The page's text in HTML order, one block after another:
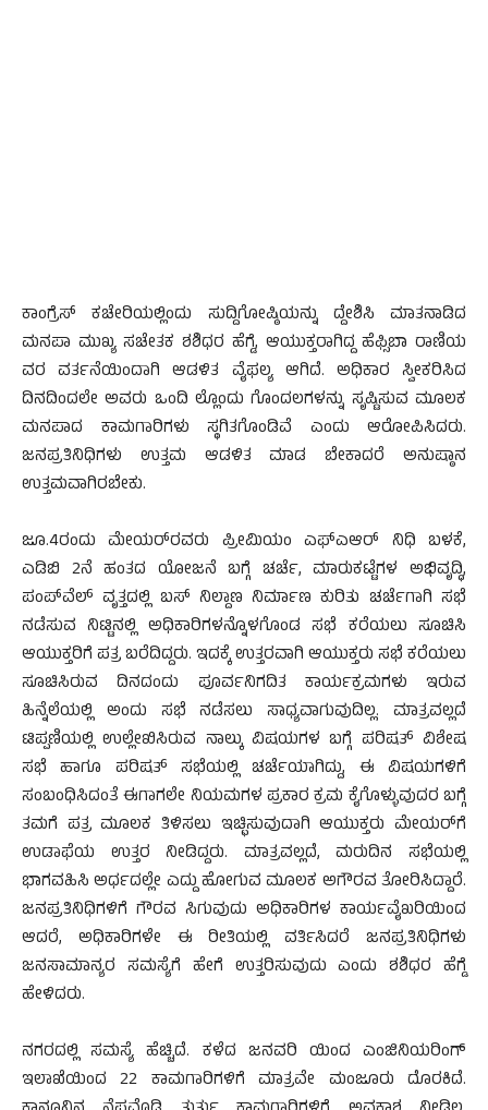
ಕಾಂಗ್ರೆಸ್ ಕಚೇರಿಯಲ್ಲಿಂದು ಸುದ್ದಿಗೋಷ್ಠಿಯನ್ನು ದ್ದೇಶಿಸಿ ಮಾತನಾಡಿದ
ಮನಪಾ ಮುಖ್ಯ ಸಚೇತಕ ಶಶಿಧರ ಹೆಗ್ಡೆ, ಆಯುಕ್ತರಾಗಿದ್ದ ಹೆಫ್ಸಿಬಾ ರಾಣಿಯ
ವರ ವರ್ತನೆಯಿಂದಾಗಿ ಆಡಳಿತ ವೈಫಲ್ಯ ಆಗಿದೆ. ಅಧಿಕಾರ ಸ್ವೀಕರಿಸಿದ
ದಿನದಿಂದಲೇ ಅವರು ಒಂದಿ ಲ್ಲೊಂದು ಗೊಂದಲಗಳನ್ನು ಸೃಷ್ಟಿಸುವ ಮೂಲಕ
ಮನಪಾದ ಕಾಮಗಾರಿಗಳು ಸ್ಥಗಿತಗೊಂಡಿವೆ ಎಂದು ಆರೋಪಿಸಿದರು.
ಜನಪ್ರತಿನಿಧಿಗಳು ಉತ್ತಮ ಆಡಳಿತ ಮಾಡ ಬೇಕಾದರೆ ಅನುಷ್ಠಾನ
ಉತ್ತಮವಾಗಿರಬೇಕು.
ಜೂ.4ರಂದು ಮೇಯರ್‌ರವರು ಪ್ರೀಮಿಯಂ ಎಫ್‌ಎಆರ್ ನಿಧಿ ಬಳಕೆ,
ಎಡಿಬಿ 2ನೆ ಹಂತದ ಯೋಜನೆ ಬಗ್ಗೆ ಚರ್ಚೆ, ಮಾರುಕಟ್ಟೆಗಳ ಅಭಿವೃದ್ಧಿ,
ಪಂಪ್‌ವೆಲ್ ವೃತ್ತದಲ್ಲಿ ಬಸ್ ನಿಲ್ದಾಣ ನಿರ್ಮಾಣ ಕುರಿತು ಚರ್ಚೆಗಾಗಿ ಸಭೆ
ನಡೆಸುವ ನಿಟ್ಟಿನಲ್ಲಿ ಅಧಿಕಾರಿಗಳನ್ನೊಳಗೊಂಡ ಸಭೆ ಕರೆಯಲು ಸೂಚಿಸಿ
ಆಯುಕ್ತರಿಗೆ ಪತ್ರ ಬರೆದಿದ್ದರು. ಇದಕ್ಕೆ ಉತ್ತರವಾಗಿ ಆಯುಕ್ತರು ಸಭೆ ಕರೆಯಲು
ಸೂಚಿಸಿರುವ ದಿನದಂದು ಪೂರ್ವನಿಗದಿತ ಕಾರ್ಯಕ್ರಮಗಳು ಇರುವ
ಹಿನ್ನೆಲೆಯಲ್ಲಿ ಅಂದು ಸಭೆ ನಡೆಸಲು ಸಾಧ್ಯವಾಗುವುದಿಲ್ಲ. ಮಾತ್ರವಲ್ಲದೆ
ಟಿಪ್ಪಣಿಯಲ್ಲಿ ಉಲ್ಲೇಖಿಸಿರುವ ನಾಲ್ಕು ವಿಷಯಗಳ ಬಗ್ಗೆ ಪರಿಷತ್ ವಿಶೇಷ
ಸಭೆ ಹಾಗೂ ಪರಿಷತ್ ಸಭೆಯಲ್ಲಿ ಚರ್ಚೆಯಾಗಿದ್ದು, ಈ ವಿಷಯಗಳಿಗೆ
ಸಂಬಂಧಿಸಿದಂತೆ ಈಗಾಗಲೇ ನಿಯಮಗಳ ಪ್ರಕಾರ ಕ್ರಮ ಕೈಗೊಳ್ಳುವುದರ ಬಗ್ಗೆ
ತಮಗೆ ಪತ್ರ ಮೂಲಕ ತಿಳಿಸಲು ಇಚ್ಛಿಸುವುದಾಗಿ ಆಯುಕ್ತರು ಮೇಯರ್‌ಗೆ
ಉಡಾಫೆಯ ಉತ್ತರ ನೀಡಿದ್ದರು. ಮಾತ್ರವಲ್ಲದೆ, ಮರುದಿನ ಸಭೆಯಲ್ಲಿ
ಭಾಗವಹಿಸಿ ಅರ್ಧದಲ್ಲೇ ಎದ್ದು ಹೋಗುವ ಮೂಲಕ ಅಗೌರವ ತೋರಿಸಿದ್ದಾರೆ.
ಜನಪ್ರತಿನಿಧಿಗಳಿಗೆ ಗೌರವ ಸಿಗುವುದು ಅಧಿಕಾರಿಗಳ ಕಾರ್ಯವೈಖರಿಯಿಂದ
ಆದರೆ, ಅಧಿಕಾರಿಗಳೇ ಈ ರೀತಿಯಲ್ಲಿ ವರ್ತಿಸಿದರೆ ಜನಪ್ರತಿನಿಧಿಗಳು
ಜನಸಾಮಾನ್ಯರ ಸಮಸ್ಯೆಗೆ ಹೇಗೆ ಉತ್ತರಿಸುವುದು ಎಂದು ಶಶಿಧರ ಹೆಗ್ಡೆ
ಹೇಳಿದರು.
ನಗರದಲ್ಲಿ ಸಮಸ್ಯೆ ಹೆಚ್ಚಿದೆ. ಕಳೆದ ಜನವರಿ ಯಿಂದ ಎಂಜಿನಿಯರಿಂಗ್
ಇಲಾಖೆಯಿಂದ 22 ಕಾಮಗಾರಿಗಳಿಗೆ ಮಾತ್ರವೇ ಮಂಜೂರು ದೊರಕಿದೆ.